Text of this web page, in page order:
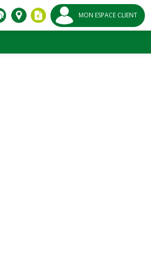
MON ESPACE CLIENT